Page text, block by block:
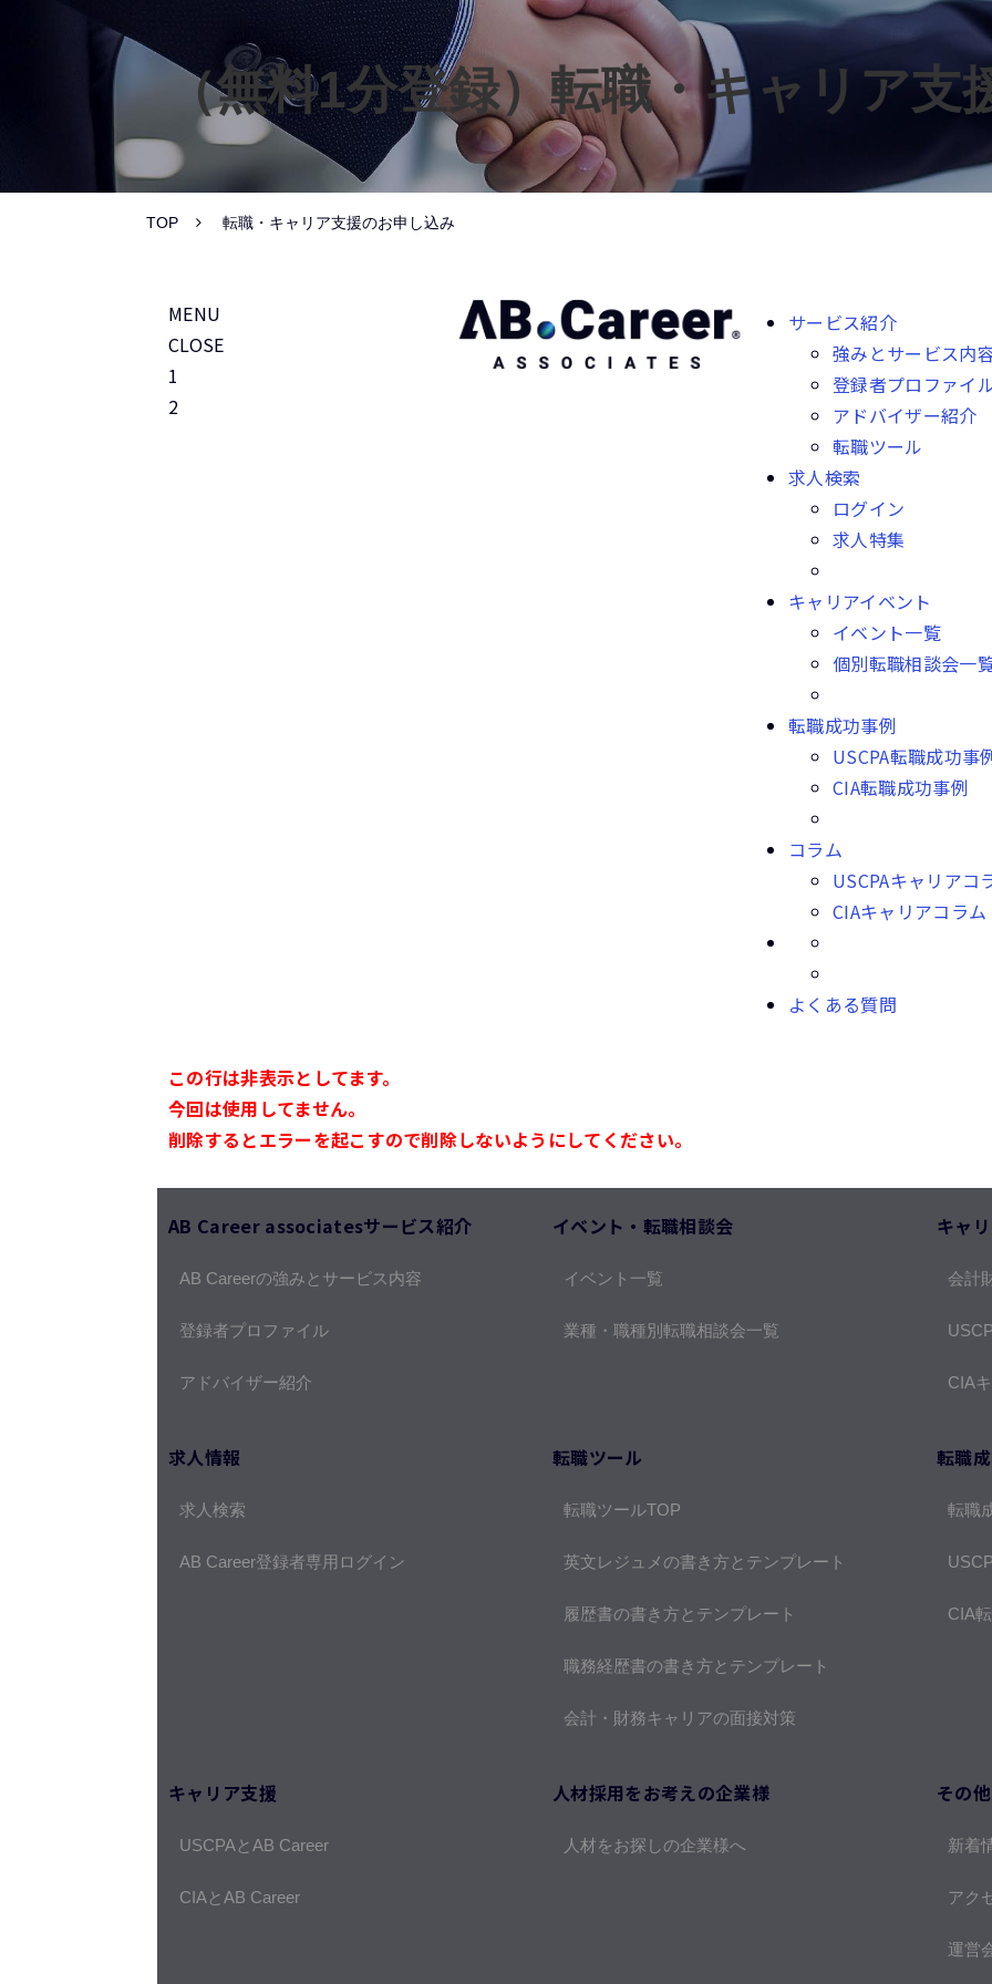
（無料1分登録）転職・キャリア支
TOP 転職・キャリア支援のお申し込み
MENU
CLOSE
1
2
サービス紹介
強みとサービス内
登録者プロファイ
アドバイザー紹介
転職ツール
求人検索
ログイン
求人特集
キャリアイベント
イベント一覧
個別転職相談会一
転職成功事例
USCPA転職成功事
CIA転職成功事例
コラム
USCPAキャリアコ
CIAキャリアコラム
よくある質問
この行は非表示としてます。
今回は使用してません。
削除するとエラーを起こすので削除しないようにしてください。
AB Career associatesサービス紹介
AB Careerの強みとサービス内容
登録者プロファイル
アドバイザー紹介
イベント・転職相談会
イベント一覧
業種・職種別転職相談会一覧
キャ
会計
CIA
求人情報
求人検索
AB Career登録者専用ログイン
転職ツール
転職ツールTOP
英文レジュメの書き方とテンプレート
履歴書の書き方とテンプレート
職務経歴書の書き方とテンプレート
会計・財務キャリアの面接対策
転職
転職
CIA
キャリア支援
USCPAとAB Career
CIAとAB Career
人材採用をお考えの企業様
人材をお探しの企業様へ
その他
新着
アク
運営